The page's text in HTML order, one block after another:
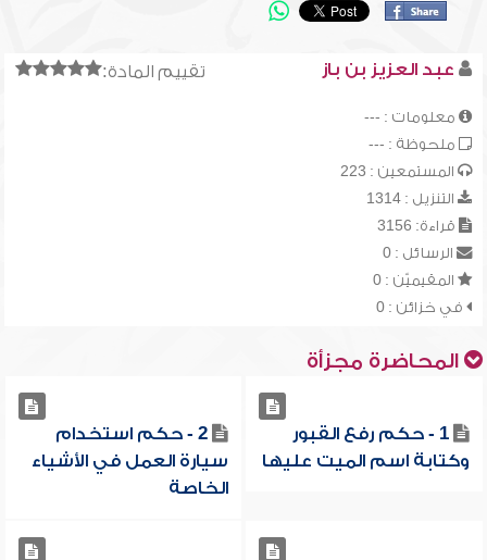
تقييم المادة: عبد العزيز بن باز
معلومات : ---
ملحوظة : ---
المستمعين : 223
التنزيل : 1314
قراءة: 3156
الرسائل : 0
المقيميّن : 0
في خزائن : 0
المحاضرة مجزأة
1 - حكم رفع القبور
وكتابة اسم الميت عليها
2 - حكم استخدام
سيارة العمل في الأشياء
الخاصة